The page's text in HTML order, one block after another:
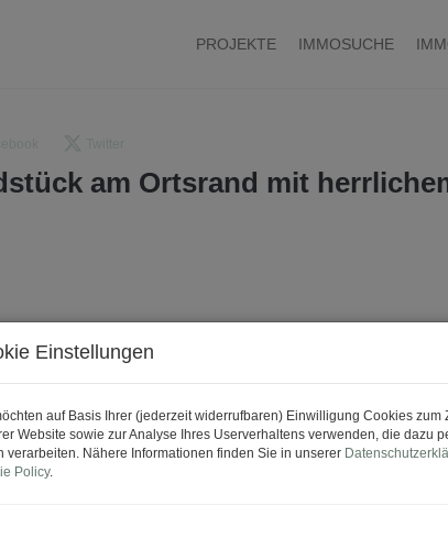
PROJEKTE IMMOSUCHE
am Ortsrand mit
Einstellungen
auf Basis Ihrer (jederzeit widerrufbaren) Einwilligung Cookies zum
Website sowie zur Analyse Ihres Userverhaltens verwenden, die dazu
verarbeiten. Nähere Informationen finden Sie in unserer
Policy.